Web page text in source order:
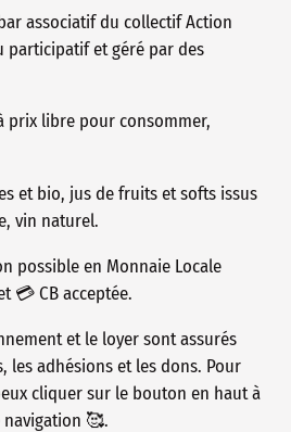
associatif du collectif Action
participatif et géré par des
prix libre pour consommer,
et bio, jus de fruits et softs issus
vin naturel.
possible en Monnaie Locale
💳 CB acceptée.
et le loyer sont assurés
les adhésions et les dons. Pour
cliquer sur le bouton en haut à
🥰.